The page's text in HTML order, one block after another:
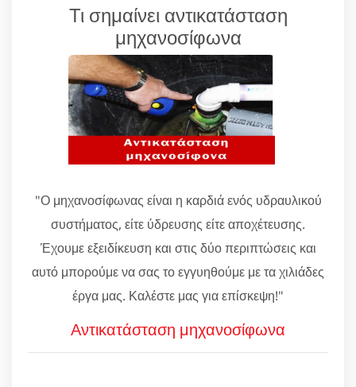
Τι σημαίνει αντικατάσταση
μηχανοσίφωνα
"Ο μηχανοσίφωνας είναι η καρδιά ενός υδραυλικού
συστήματος, είτε ύδρευσης είτε αποχέτευσης.
Έχουμε εξειδίκευση και στις δύο περιπτώσεις και
αυτό μπορούμε να σας το εγγυηθούμε με τα χιλιάδες
έργα μας. Καλέστε μας για επίσκεψη!"
Αντικατάσταση μηχανοσίφωνα